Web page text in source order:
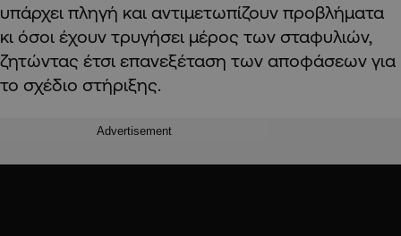
υπάρχει πληγή και αντιμετωπίζουν προβλήματα
κι όσοι έχουν τρυγήσει μέρος των σταφυλιών,
ζητώντας έτσι επανεξέταση των αποφάσεων για
το σχέδιο στήριξης.
Advertisement